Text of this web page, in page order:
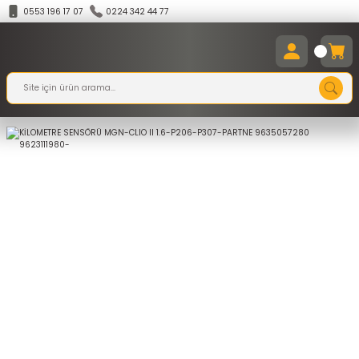
0553 196 17 07 0224 342 44 77